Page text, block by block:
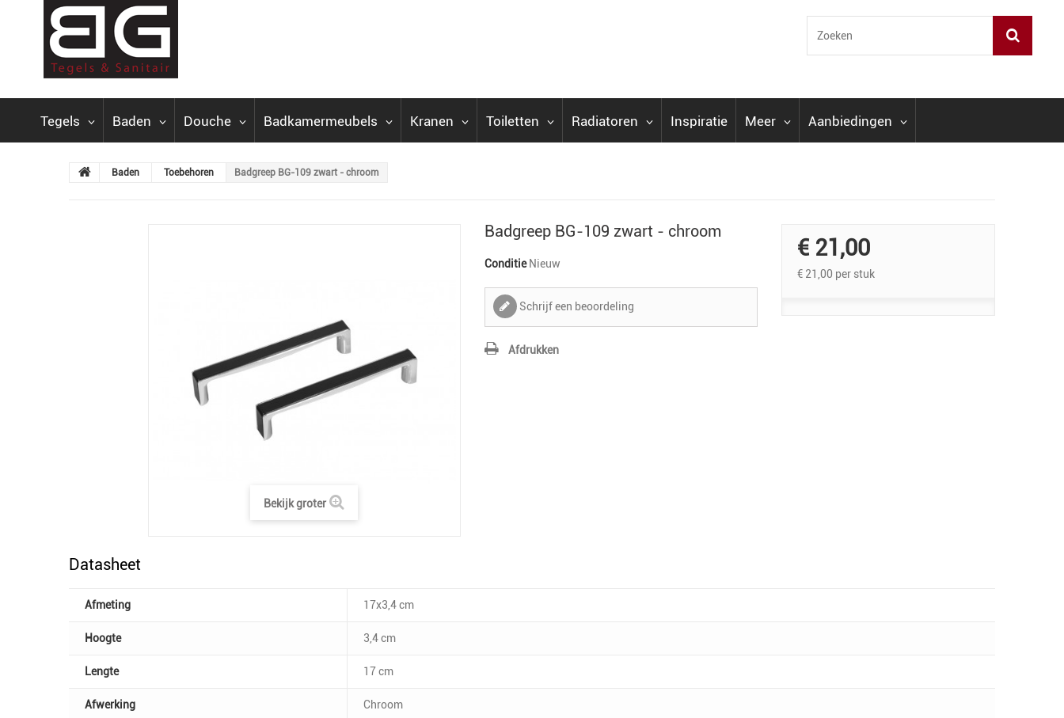
Tegels Baden Douche Badkamermeubels Kranen Toiletten Radiatoren Inspiratie Meer Aanbiedingen
Baden Toebehoren Badgreep BG-109 zwart - chroom
Bekijk groter
Badgreep BG-109 zwart - chroom
Conditie Nieuw
Schrijf een beoordeling
Afdrukken
€ 21,00
€ 21,00 per stuk
Datasheet
Afmeting 17x3,4 cm
Hoogte 3,4 cm
Lengte 17 cm
Afwerking Chroom